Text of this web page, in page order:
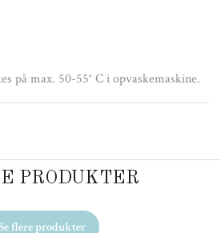
på max. 50-55° C i opvaskemaskine.
PRODUKTER
flere produkter